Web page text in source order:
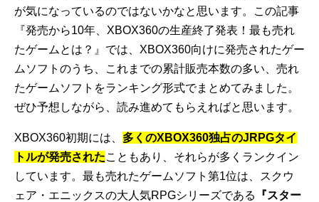
が気になっているのではないかなと思います。この記事
『発売から10年、XBOX360の生産終了発表！最も売れ
たゲームとは？』では、XBOX360向けに発売されたゲー
ムソフトのうち、これまでの累計販売本数の多い、売れ
たゲームソフトをランキング形式でまとめてみました。
ぜひ予想しながら、読み進めてもらえればと思います。
XBOX360初期には、 多くのXBOX360独占のJRPGタイ
トルが発売されたこともあり、それらが多くランクイン
しています。最も売れたゲームソフト第1位は、スクウ
ェア・エニックスの大人気RPGシリーズである
『スター